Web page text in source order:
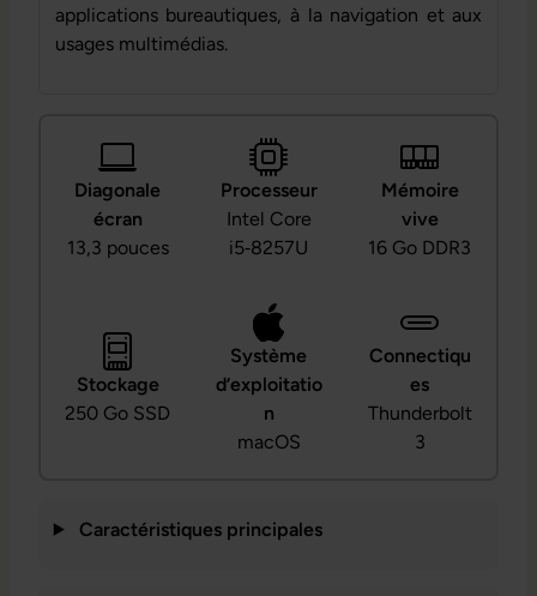
applications bureautiques, à la navigation et aux
usages multimédias.
Diagonale
écran
13,3 pouces
Processeur
Intel Core
i5‑8257U
Mémoire
vive
16 Go DDR3
Stockage
250 Go SSD
Système
d’exploitatio
n
macOS
Connectiqu
es
Thunderbolt
3
Caractéristiques principales